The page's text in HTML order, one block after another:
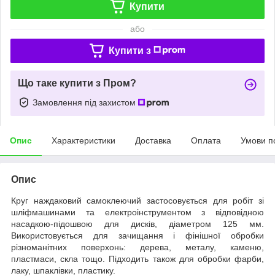
Купити
або
Купити з
Що таке купити з Пром?
Замовлення під захистом
Опис Характеристики Доставка Оплата Умови
Опис
Круг наждаковий самоклеючий застосовується для робіт зі
шліфмашинами та електроінструментом з відповідною
насадкою-підошвою для дисків, діаметром 125 мм.
Використовується для зачищання і фінішної обробки
різноманітних поверхонь: дерева, металу, каменю,
пластмаси, скла тощо. Підходить також для обробки фарби,
лаку, шпаклівки, пластику.